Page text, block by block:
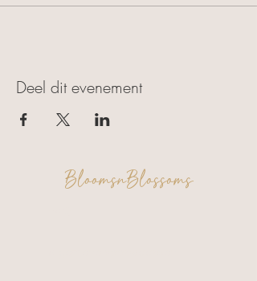
Deel dit evenement
BloomsnBlossoms